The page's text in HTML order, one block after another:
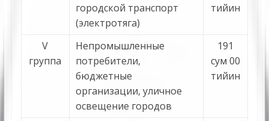
городской транспорт
(электротяга)
тийин
V
группа
Непромышленные
потребители,
бюджетные
организации, уличное
освещение городов
191
сум 00
тийин